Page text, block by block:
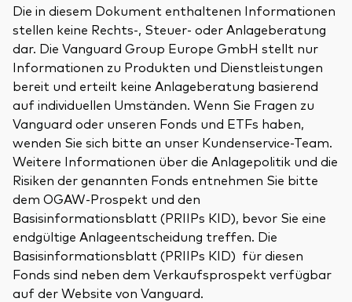
Die in diesem Dokument enthaltenen Informationen
stellen keine Rechts-, Steuer- oder Anlageberatung
dar. Die Vanguard Group Europe GmbH stellt nur
Informationen zu Produkten und Dienstleistungen
bereit und erteilt keine Anlageberatung basierend
auf individuellen Umständen. Wenn Sie Fragen zu
Vanguard oder unseren Fonds und ETFs haben,
wenden Sie sich bitte an unser Kundenservice-Team.
Weitere Informationen über die Anlagepolitik und die
Risiken der genannten Fonds entnehmen Sie bitte
dem OGAW-Prospekt und den
Basisinformationsblatt (PRIIPs KID), bevor Sie eine
endgültige Anlageentscheidung treffen. Die
Basisinformationsblatt (PRIIPs KID) für diesen
Fonds sind neben dem Verkaufsprospekt verfügbar
auf der Website von Vanguard.